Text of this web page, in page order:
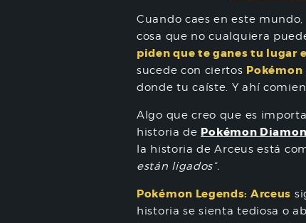
Cuando caes en este
cosa que no cualquiera
piden que te ganes tu lugar
sucede con ciertos Pokémon
donde tu caíste. Y ahí
Algo que creo que es
historia de Pokémon
la historia de Arceus está
están ligados”.
Pokémon Legends: Arceus
historia se sienta tediosa o